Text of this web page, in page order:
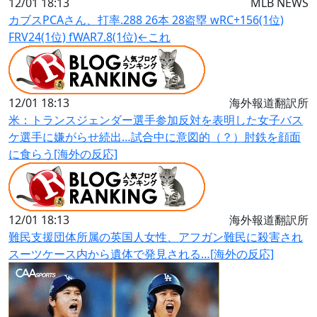
カブスPCAさん、打率.288 26本 28盗塁 wRC+156(1位)
FRV24(1位) fWAR7.8(1位)←これ
12/01 18:13
海外報道翻訳所
米：トランスジェンダー選手参加反対を表明した女子バス
ケ選手に嫌がらせ続出…試合中に意図的（？）肘鉄を顔面
に食らう[海外の反応]
12/01 18:13
海外報道翻訳所
難民支援団体所属の英国人女性、アフガン難民に殺害され
スーツケース内から遺体で発見される…[海外の反応]